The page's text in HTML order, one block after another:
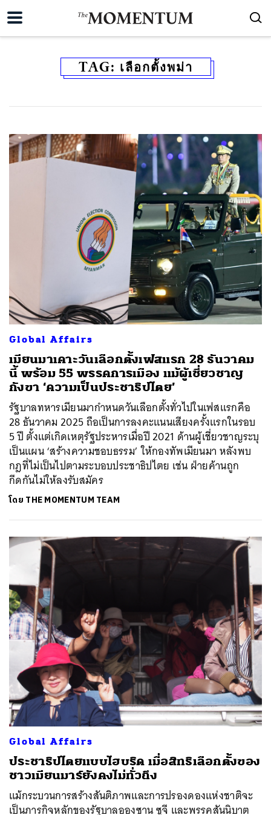
TAG: เลือกตั้งพม่า
Global Affairs
เมียนมาเคาะวันเลือกตั้งเฟสแรก 28 ธันวาคม
นี้ พร้อม 55 พรรคการเมือง แม้ผู้เชี่ยวชาญ
กังขา ‘ความเป็นประชาธิปไตย’
รัฐบาลทหารเมียนมากำหนดวันเลือกตั้งทั่วไปในเฟสแรกคือ
28 ธันวาคม 2025 ถือเป็นการลงคะแนนเสียงครั้งแรกในรอบ
5 ปี ตั้งแต่เกิดเหตุรัฐประหารเมื่อปี 2021 ด้านผู้เชี่ยวชาญระบุ
เป็นแผน ‘สร้างความชอบธรรม’ ให้กองทัพเมียนมา หลังพบ
กฎที่ไม่เป็นไปตามระบอบประชาธิปไตย เช่น ฝ่ายค้านถูก
กีดกันไม่ให้ลงรับสมัคร
โดย THE MOMENTUM TEAM
Global Affairs
ประชาธิปไตยแบบไฮบริด เมื่อสิทธิเลือกตั้งของ
ชาวเมียนมาร์ยังคงไม่ทั่วถึง
แม้กระบวนการสร้างสันติภาพและการปรองดองแห่งชาติจะ
เป็นภารกิจหลักของรัฐบาลอองซาน ซูจี และพรรคสันนิบาต
SHARE TWEET LINE EMAIL